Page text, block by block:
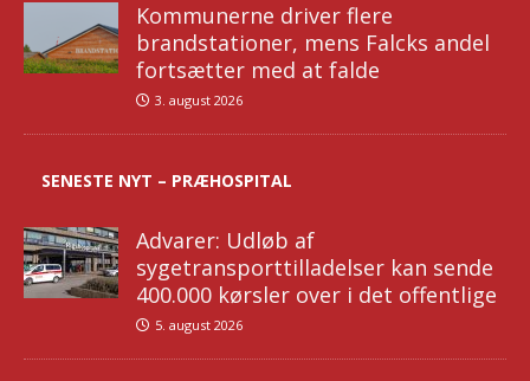
Kommunerne driver flere
brandstationer, mens Falcks andel
fortsætter med at falde
3. august 2026
SENESTE NYT – PRÆHOSPITAL
Advarer: Udløb af
sygetransporttilladelser kan sende
400.000 kørsler over i det offentlige
5. august 2026